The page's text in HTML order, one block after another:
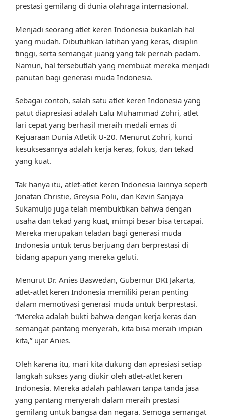
prestasi gemilang di dunia olahraga internasional.
Menjadi seorang atlet keren Indonesia bukanlah hal
yang mudah. Dibutuhkan latihan yang keras, disiplin
tinggi, serta semangat juang yang tak pernah padam.
Namun, hal tersebutlah yang membuat mereka menjadi
panutan bagi generasi muda Indonesia.
Sebagai contoh, salah satu atlet keren Indonesia yang
patut diapresiasi adalah Lalu Muhammad Zohri, atlet
lari cepat yang berhasil meraih medali emas di
Kejuaraan Dunia Atletik U-20. Menurut Zohri, kunci
kesuksesannya adalah kerja keras, fokus, dan tekad
yang kuat.
Tak hanya itu, atlet-atlet keren Indonesia lainnya seperti
Jonatan Christie, Greysia Polii, dan Kevin Sanjaya
Sukamuljo juga telah membuktikan bahwa dengan
usaha dan tekad yang kuat, mimpi besar bisa tercapai.
Mereka merupakan teladan bagi generasi muda
Indonesia untuk terus berjuang dan berprestasi di
bidang apapun yang mereka geluti.
Menurut Dr. Anies Baswedan, Gubernur DKI Jakarta,
atlet-atlet keren Indonesia memiliki peran penting
dalam memotivasi generasi muda untuk berprestasi.
“Mereka adalah bukti bahwa dengan kerja keras dan
semangat pantang menyerah, kita bisa meraih impian
kita,” ujar Anies.
Oleh karena itu, mari kita dukung dan apresiasi setiap
langkah sukses yang diukir oleh atlet-atlet keren
Indonesia. Mereka adalah pahlawan tanpa tanda jasa
yang pantang menyerah dalam meraih prestasi
gemilang untuk bangsa dan negara. Semoga semangat